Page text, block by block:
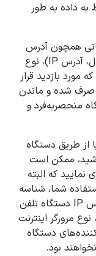
به داده به طور
همچون آدرس
پروتکل اینترنت دستگاه شما (به‌عنوان‌مثال، آدرس IP)، نوع
مورد بازدید قرار
صرف شده و ماندن
منحصربه‌فرد و
از طریق دستگاه
ممکن است
که البته
شما، شناسه
منحصربه‌فرد دستگاه تلفن همراهتان، آدرس IP دستگاه تلفن
مرورگر اینترنت
دستگاه
بود.